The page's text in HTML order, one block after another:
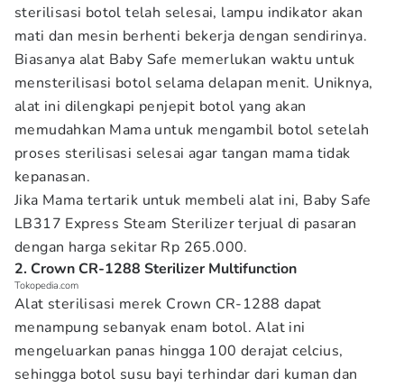
sterilisasi botol telah selesai, lampu indikator akan
mati dan mesin berhenti bekerja dengan sendirinya.
Biasanya alat Baby Safe memerlukan waktu untuk
mensterilisasi botol selama delapan menit. Uniknya,
alat ini dilengkapi penjepit botol yang akan
memudahkan Mama untuk mengambil botol setelah
proses sterilisasi selesai agar tangan mama tidak
kepanasan.
Jika Mama tertarik untuk membeli alat ini, Baby Safe
LB317 Express Steam Sterilizer terjual di pasaran
dengan harga sekitar Rp 265.000.
2. Crown CR-1288 Sterilizer Multifunction
Tokopedia.com
Alat sterilisasi merek Crown CR-1288 dapat
menampung sebanyak enam botol. Alat ini
mengeluarkan panas hingga 100 derajat celcius,
sehingga botol susu bayi terhindar dari kuman dan